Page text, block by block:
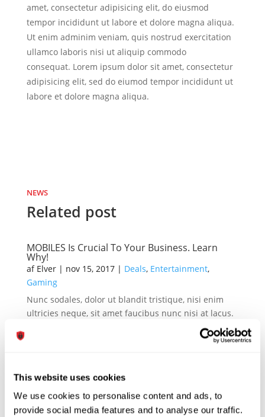
This website uses cookies
We use cookies to personalise content and ads, to
provide social media features and to analyse our traffic.
amet, consectetur adipisicing elit, do eiusmod
tempor incididunt ut labore et dolore magna aliqua.
Ut enim adminim veniam, quis nostrud exercitation
ullamco laboris nisi ut aliquip commodo
consequat. Lorem ipsum dolor sit amet, consectetur
adipisicing elit, sed do eiumod tempor incididunt ut
labore et dolore magna aliqua.
NEWS
Related post
MOBILES Is Crucial To Your Business. Learn
Why!
af Elver| nov 15, 2017| Deals, Entertainment,
Gaming
Nunc sodales, dolor ut blandit tristique, nisi enim
ultricies neque, sit amet faucibus nunc nisi at lacus.
What You Can Learn From Bill Gates About